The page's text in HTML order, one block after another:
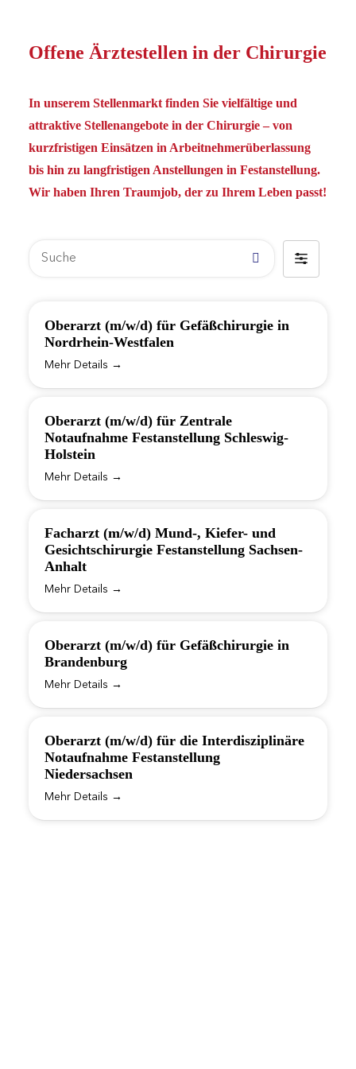
Offene Ärztestellen in der Chirurgie
In unserem Stellenmarkt finden Sie vielfältige und
attraktive Stellenangebote in der Chirurgie – von
kurzfristigen Einsätzen in Arbeitnehmerüberlassung
bis hin zu langfristigen Anstellungen in Festanstellung.
Wir haben Ihren Traumjob, der zu Ihrem Leben passt!
Filter
Oberarzt (m/w/d) für Gefäßchirurgie in
Nordrhein-Westfalen
Mehr Details
Oberarzt (m/w/d) für Zentrale
Notaufnahme Festanstellung Schleswig-
Holstein
Mehr Details
Facharzt (m/w/d) Mund-, Kiefer- und
Gesichtschirurgie Festanstellung Sachsen-
Anhalt
Mehr Details
Oberarzt (m/w/d) für Gefäßchirurgie in
Brandenburg
Mehr Details
Oberarzt (m/w/d) für die Interdisziplinäre
Notaufnahme Festanstellung
Niedersachsen
Mehr Details